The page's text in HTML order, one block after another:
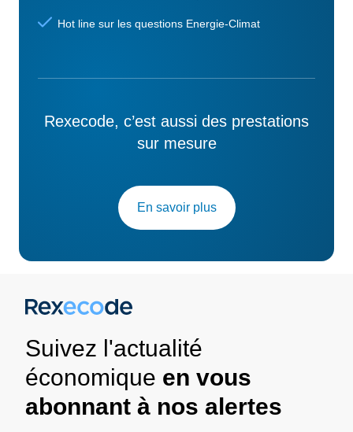
Hot line sur les questions Energie-Climat
Rexecode, c’est aussi des prestations
sur mesure
En savoir plus
Suivez l'actualité
économique en vous
abonnant à nos alertes